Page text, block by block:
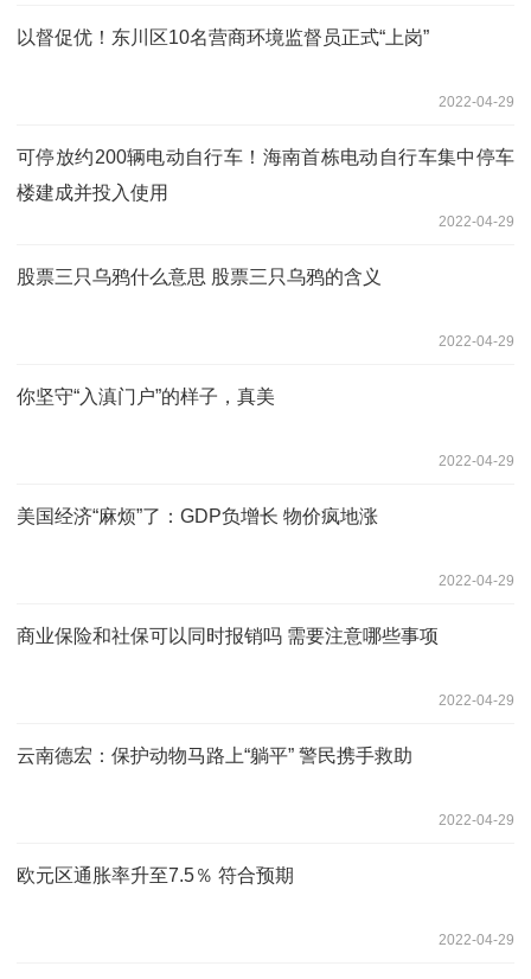
以督促优！东川区10名营商环境监督员正式“上岗”
2022-04-29
可停放约200辆电动自行车！海南首栋电动自行车集中停车
楼建成并投入使用
2022-04-29
股票三只乌鸦什么意思 股票三只乌鸦的含义
2022-04-29
你坚守“入滇门户”的样子，真美
2022-04-29
美国经济“麻烦”了：GDP负增长 物价疯地涨
2022-04-29
商业保险和社保可以同时报销吗 需要注意哪些事项
2022-04-29
云南德宏：保护动物马路上“躺平” 警民携手救助
2022-04-29
欧元区通胀率升至7.5％ 符合预期
2022-04-29